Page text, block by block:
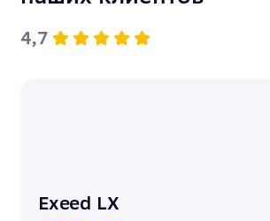
4,7
Exeed LX